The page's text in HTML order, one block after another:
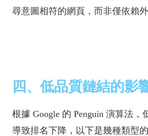
尋意圖相符的網頁，而非僅依賴外
四、低品質鏈結的影
根據 Google 的 Penguin 演算法，
導致排名下降，以下是幾種類型